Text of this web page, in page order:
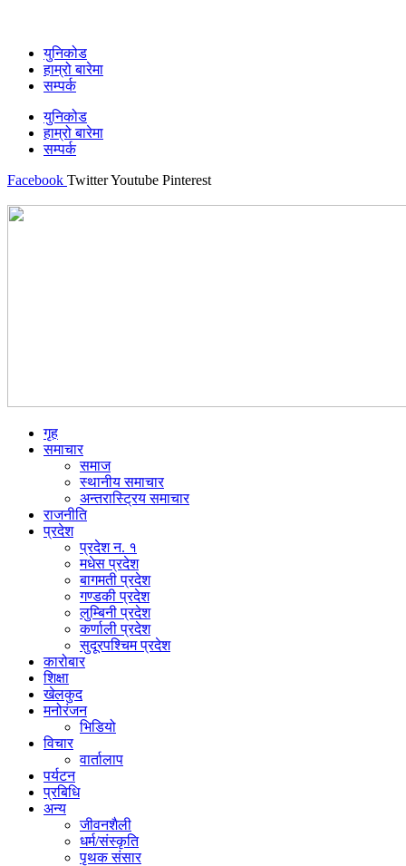
युनिकोड
हाम्रो बारेमा
सम्पर्क
युनिकोड
हाम्रो बारेमा
सम्पर्क
Facebook TwitterYoutube Pinterest
गृह
समाचार
समाज
स्थानीय समाचार
अन्तरास्ट्रिय समाचार
राजनीति
प्रदेश
प्रदेश न. १
मधेस प्रदेश
बागमती प्रदेश
गण्डकी प्रदेश
लुम्बिनी प्रदेश
कर्णाली प्रदेश
सुदूरपश्चिम प्रदेश
कारोबार
शिक्षा
खेलकुद
मनोरंजन
भिडियो
विचार
वार्तालाप
पर्यटन
प्रबिधि
अन्य
जीवनशैली
धर्म/संस्कृति
पृथक संसार